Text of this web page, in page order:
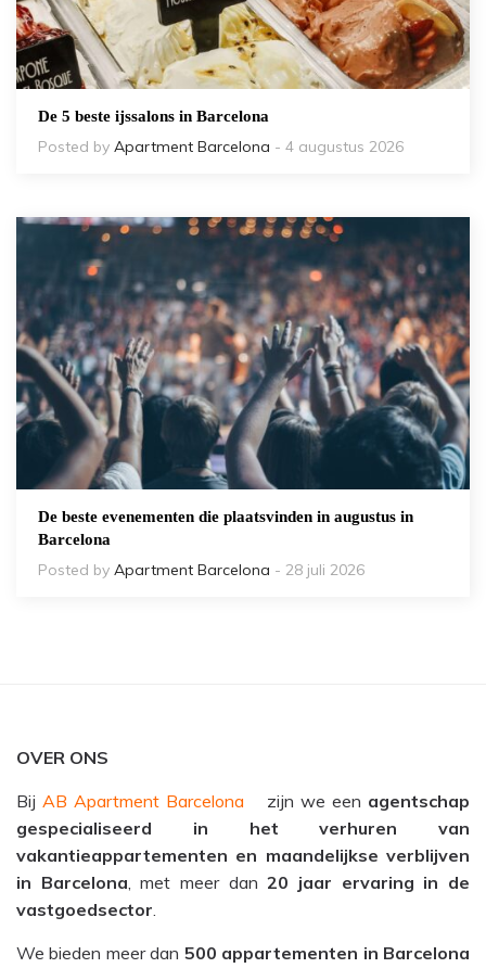
De 5 beste ijssalons in Barcelona
Posted by Apartment Barcelona - 4 augustus 2026
De beste evenementen die plaatsvinden in augustus in
Barcelona
Posted by Apartment Barcelona - 28 juli 2026
OVER ONS
Bij AB Apartment Barcelona zijn we een agentschap
gespecialiseerd in het verhuren van
vakantieappartementen en maandelijkse verblijven
in Barcelona, met meer dan20 jaar ervaring in de
vastgoedsector.
We bieden meer dan 500 appartementen in Barcelona